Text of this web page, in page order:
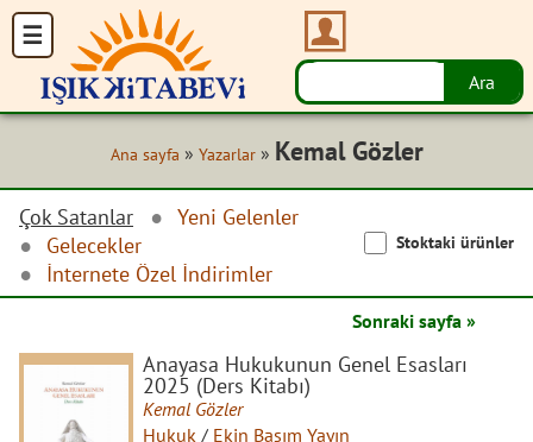
Ana sayfa » Yazarlar» Kemal Gözler
Çok Satanlar
Yeni Gelenler
Gelecekler
İnternete Özel İndirimler
Stoktaki ürünler
Sonraki sayfa »
Anayasa Hukukunun Genel Esasları
2025 (Ders Kitabı)
Kemal Gözler
Hukuk / Ekin Basım Yayın